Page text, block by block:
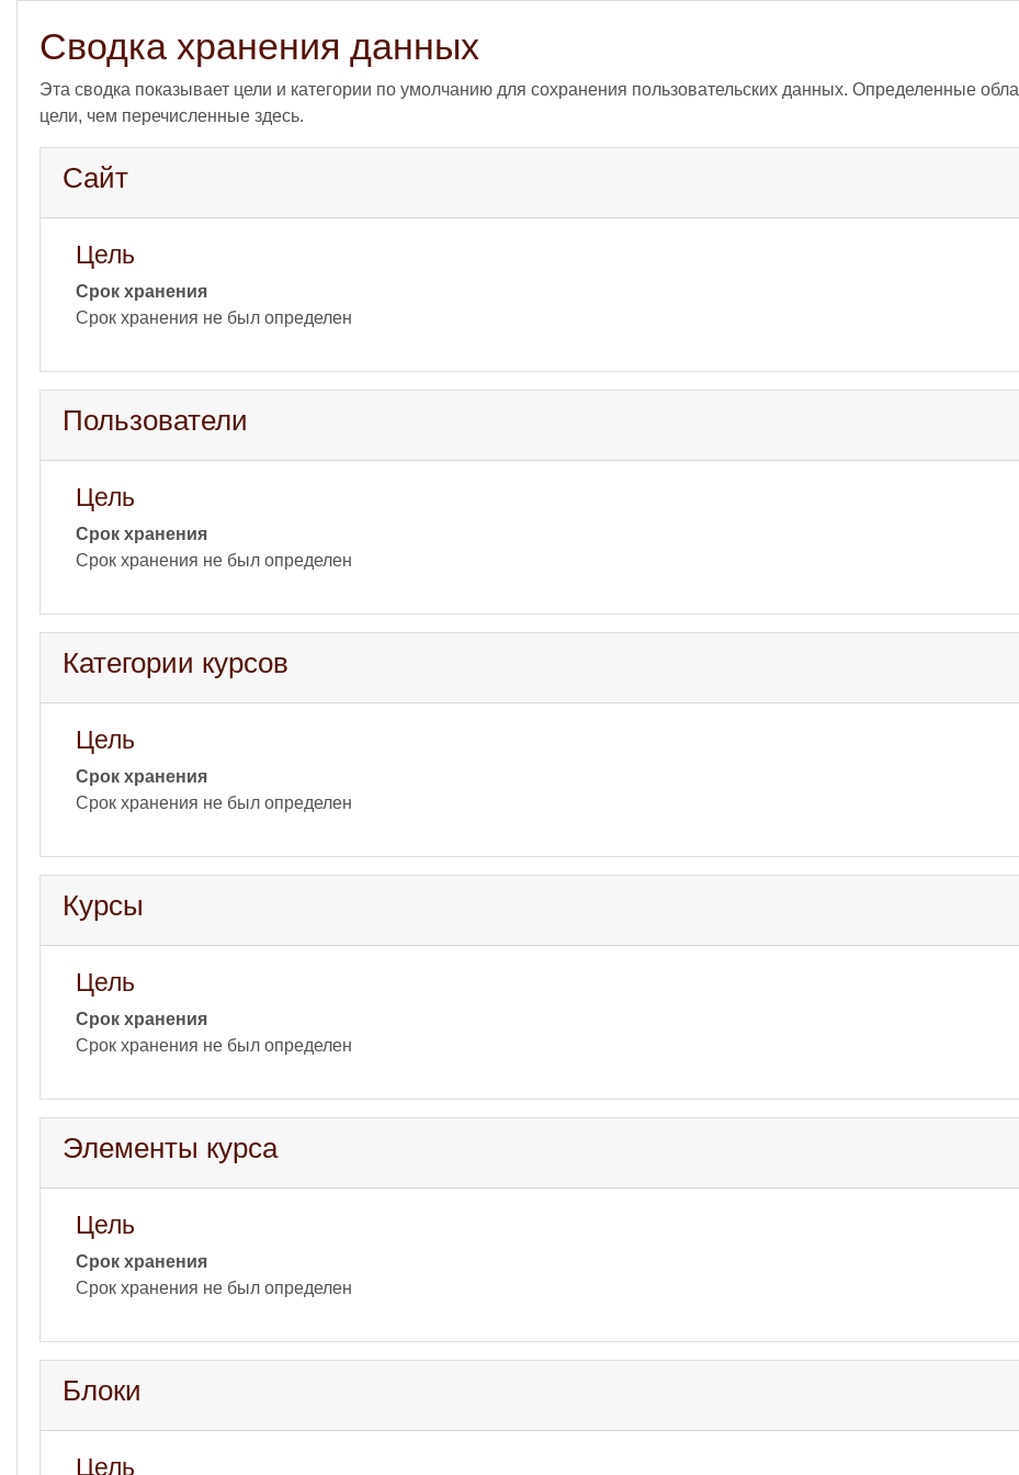
Сводка хранения данных
Эта сводка показывает цели и категории по умолчанию для сохранения пользовательских данных. Определенные
цели, чем перечисленные здесь.
Сайт
Цель
Срок хранения
Срок хранения не был определен
Пользователи
Цель
Срок хранения
Срок хранения не был определен
Категории курсов
Цель
Срок хранения
Срок хранения не был определен
Курсы
Цель
Срок хранения
Срок хранения не был определен
Элементы курса
Цель
Срок хранения
Срок хранения не был определен
Блоки
Цель